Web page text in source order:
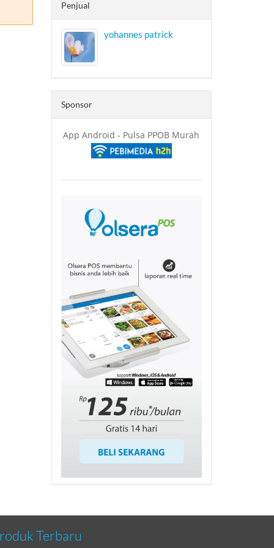
Penjual
yohannes patrick
Sponsor
App Android - Pulsa PPOB Murah
Terbaru